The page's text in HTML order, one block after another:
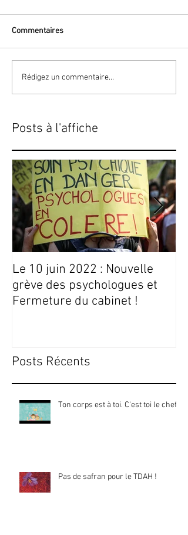
Commentaires
Rédigez un commentaire...
Posts à l'affiche
Le 10 juin 2022 : Nouvelle
grève des psychologues et
Fermeture du cabinet !
Posts Récents
Ton corps est à toi. C'est toi le chef !
Pas de safran pour le TDAH !